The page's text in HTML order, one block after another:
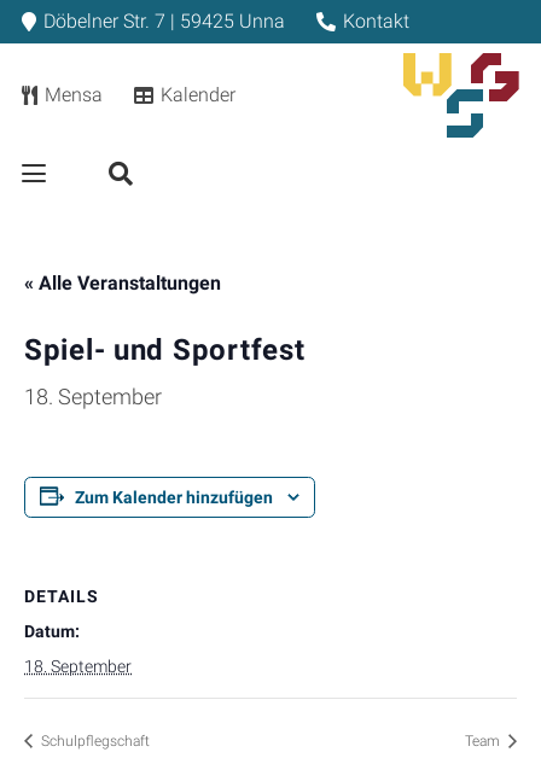
Döbelner Str. 7 | 59425 Unna Kontakt
Mensa Kalender
« Alle Veranstaltungen
Spiel- und Sportfest
18. September
Zum Kalender hinzufügen
DETAILS
Datum:
18. September
Schulpflegschaft Team